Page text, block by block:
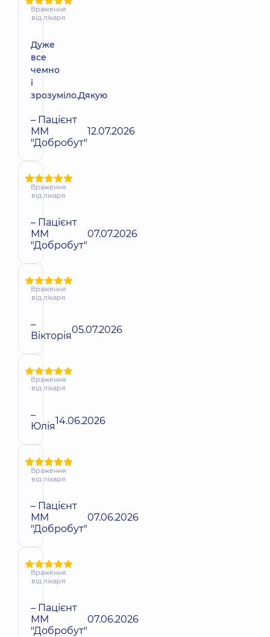
Враження
від лікаря
Дуже
все
чемно
і
зрозуміло.Дякую
– Пацієнт
ММ
"Добробут"
12.07.2026
Враження
від лікаря
– Пацієнт
ММ
"Добробут"
07.07.2026
Враження
від лікаря
–
Вікторія05.07.2026
Враження
від лікаря
–
Юлія14.06.2026
Враження
від лікаря
– Пацієнт
ММ
"Добробут"
07.06.2026
Враження
від лікаря
– Пацієнт
ММ
"Добробут"
07.06.2026